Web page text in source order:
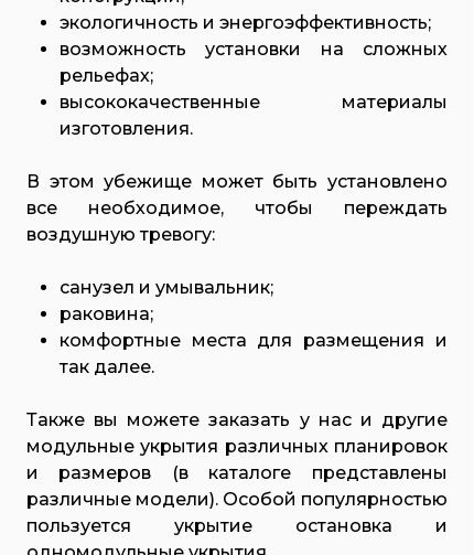
экологичность и энергоэффективность;
возможность установки на сложных
рельефах;
высококачественные материалы
изготовления.
В этом убежище может быть установлено
все необходимое, чтобы переждать
воздушную тревогу:
санузел и умывальник;
раковина;
комфортные места для размещения и
так далее.
Также вы можете заказать у нас и другие
модульные укрытия различных планировок
и размеров (в каталоге представлены
различные модели). Особой популярностью
пользуется укрытие остановка и